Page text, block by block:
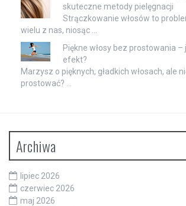
skuteczne metody pielęgnacji
Strączkowanie włosów to
wielu z nas, niosąc …
Piękne włosy bez prostowania
efekt?
Marzysz o pięknych, gładkich włosach, ale
prostować? …
Archiwa
lipiec 2026
czerwiec 2026
maj 2026